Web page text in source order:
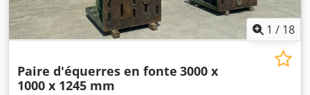
1 / 18
Paire d'équerres en fonte 3000 x
1000 x 1245 mm